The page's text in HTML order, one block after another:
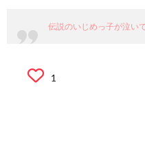
伝説のいじめっ子が泣
1